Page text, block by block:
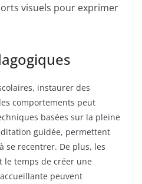
visuels pour exprimer
instaurer des
comportements peut
basées sur la pleine
guidée, permettent
se recentrer. De plus, les
temps de créer une
peuvent